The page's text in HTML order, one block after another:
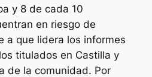
y 8 de cada 10
en riesgo de
a que lidera los informes
titulados en Castilla y
de la comunidad. Por